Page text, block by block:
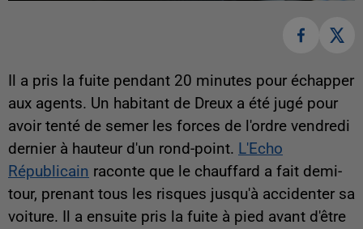
Il a pris la fuite pendant 20 minutes pour échapper
aux agents. Un habitant de Dreux a été jugé pour
avoir tenté de semer les forces de l'ordre vendredi
dernier à hauteur d'un rond-point. L'Echo
Républicain raconte que le chauffard a fait demi-
tour, prenant tous les risques jusqu'à accidenter sa
voiture. Il a ensuite pris la fuite à pied avant d'être